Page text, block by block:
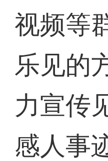
视频等
乐见的
力宣传
感人事